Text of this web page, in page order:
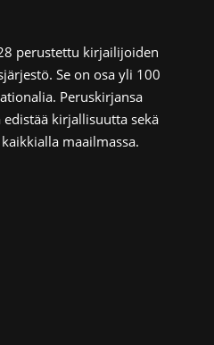
perustettu kirjailijoiden
Se on osa yli 100
Peruskirjansa
edistää kirjallisuutta sekä
maailmassa.